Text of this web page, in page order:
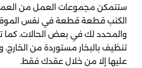
ستتمكن مجموعات العمل من
الكنب قطعة قطعة في نفس
والمحدد لك في بعض الحالات، كما
تنظيف بالبخار مستوردة من
عليها إلا من خلال عقدك فقط.